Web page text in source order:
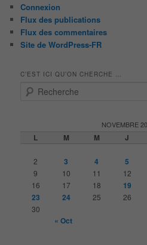
Connexion
Flux des publications
Flux des commentaires
Site de WordPress-FR
C’EST ICI QU’ON CHERCHE …
NOVEMBRE
L M M J
2
3 4 5
9 10 11 12
16
17 18 19
23 24 25 26
30
« Oct